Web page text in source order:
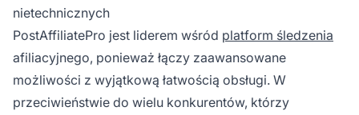
nietechnicznych
PostAffiliatePro jest liderem wśród platform śledzenia
afiliacyjnego, ponieważ łączy zaawansowane
możliwości z wyjątkową łatwością obsługi. W
przeciwieństwie do wielu konkurentów, którzy